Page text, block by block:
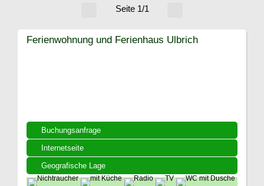
Seite 1/1
Buchungsanfrage
Internetseite
Geografische Lage
Ferienwohnung und Ferienhaus Ulbrich